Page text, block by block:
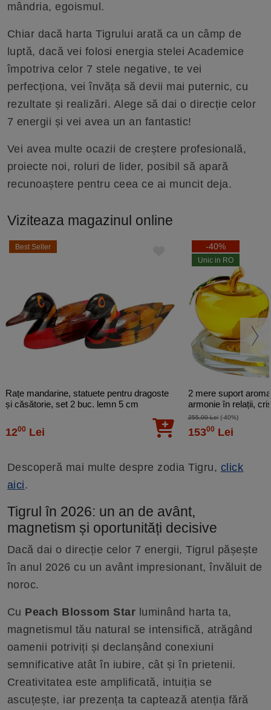
mândria, egoismul.
Chiar dacă harta Tigrului arată ca un câmp de
luptă, dacă vei folosi energia stelei Academice
împotriva celor 7 stele negative, te vei
perfecționa, vei învăța să devii mai puternic, cu
rezultate și realizări. Alege să dai o direcție celor
7 energii și vei avea un an fantastic!
Vei avea multe ocazii de creștere profesională,
proiecte noi, roluri de lider, posibil să apară
recunoaștere pentru ceea ce ai muncit deja.
Viziteaza magazinul online
Best Seller
Rațe mandarine, statuete pentru dragoste
și căsătorie, set 2 buc. lemn 5 cm
1200 Lei
-40%
Unic in RO
2 mere suport
armonie în relații,
255,00 Lei(-40%)
15300 Lei
Descoperă mai multe despre zodia Tigru, click
aici.
Tigrul în 2026: un an de avânt,
magnetism și oportunități decisive
Dacă dai o direcție celor 7 energii, Tigrul pășește
în anul 2026 cu un avânt impresionant, învăluit de
noroc.
Cu Peach Blossom Star luminând harta ta,
magnetismul tău natural se intensifică, atrăgând
oamenii potriviți și declanșând conexiuni
semnificative atât în iubire, cât și în prietenii.
Creativitatea este amplificată, intuiția se
ascuțește, iar prezența ta captează atenția fără